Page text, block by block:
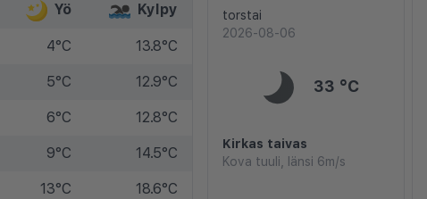
Yö Kylpy
4°C 13.8°C
5°C 12.9°C
6°C 12.8°C
9°C 14.5°C
13°C 18.6°C
torstai
2026-08-06
33 °C
Kirkas taivas
Kova tuuli, länsi 6m/s